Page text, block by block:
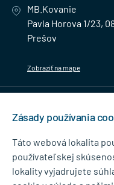
MB.Kovanie
Pavla Horova 1/23,
Prešov
Zobraziť na mape
NEWSLETTER
Zásady používania
Táto webová lokalita
používateľskej
lokality vyjadrujete